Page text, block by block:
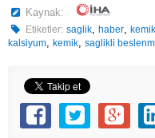
Kaynak:
Etiketler: saglik,haber,
kalsiyum, kemik, saglikli